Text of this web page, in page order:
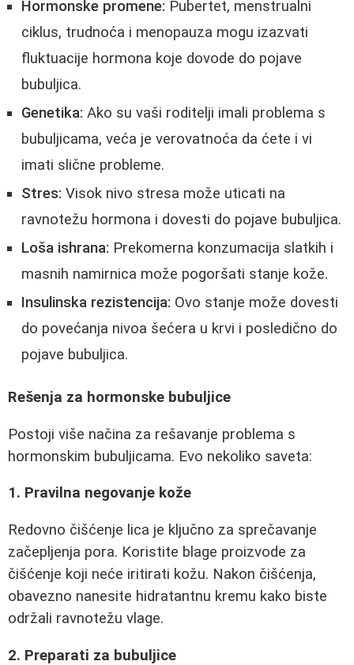
Hormonske promene: Pubertet, menstrualni
ciklus, trudnoća i menopauza mogu izazvati
fluktuacije hormona koje dovode do pojave
bubuljica.
Genetika: Ako su vaši roditelji imali problema s
bubuljicama, veća je verovatnoća da ćete i vi
imati slične probleme.
Stres: Visok nivo stresa može uticati na
ravnotežu hormona i dovesti do pojave bubuljica.
Loša ishrana: Prekomerna konzumacija slatkih i
masnih namirnica može pogoršati stanje kože.
Insulinska rezistencija: Ovo stanje može dovesti
do povećanja nivoa šećera u krvi i posledično do
pojave bubuljica.
Rešenja za hormonske bubuljice
Postoji više načina za rešavanje problema s
hormonskim bubuljicama. Evo nekoliko saveta:
1. Pravilna negovanje kože
Redovno čišćenje lica je ključno za sprečavanje
začepljenja pora. Koristite blage proizvode za
čišćenje koji neće iritirati kožu. Nakon čišćenja,
obavezno nanesite hidratantnu kremu kako biste
održali ravnotežu vlage.
2. Preparati za bubuljice